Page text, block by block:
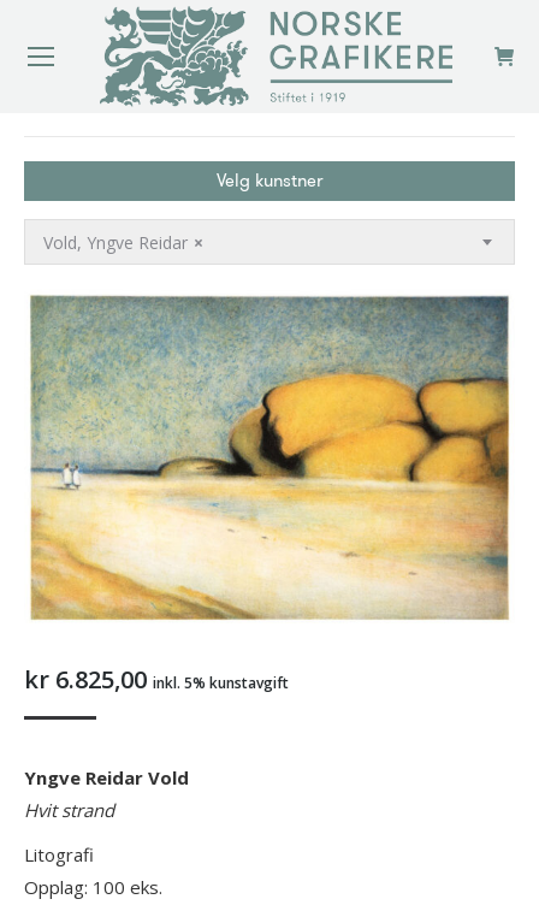
Velg kunstner
×
Vold, Yngve Reidar
kr 6.825,00 inkl. 5% kunstavgift
Yngve Reidar Vold
Hvit strand
Litografi
Opplag: 100 eks.